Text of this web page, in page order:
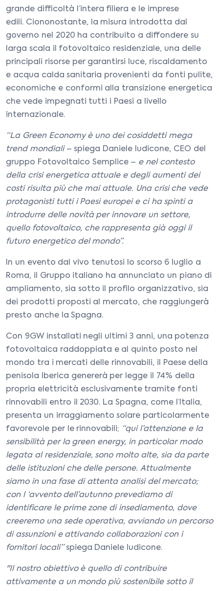
grande difficoltà l’intera filiera e le imprese
edili. Ciononostante, la misura introdotta dal
governo nel 2020 ha contribuito a diffondere su
larga scala il fotovoltaico residenziale, una delle
principali risorse per garantirsi luce, riscaldamento
e acqua calda sanitaria provenienti da fonti pulite,
economiche e conformi alla transizione energetica
che vede impegnati tutti i Paesi a livello
internazionale.
“La Green Economy è uno dei cosiddetti mega
trend mondiali– spiega Daniele Iudicone, CEO del
gruppo Fotovoltaico Semplice – e nel contesto
della crisi energetica attuale e degli aumenti dei
costi risulta più che mai attuale. Una crisi che vede
protagonisti tutti i Paesi europei e ci ha spinti a
introdurre delle novità per innovare un settore,
quello fotovoltaico, che rappresenta già oggi il
futuro energetico del mondo”.
In un evento dal vivo tenutosi lo scorso 6 luglio a
Roma, il Gruppo italiano ha annunciato un piano di
ampliamento, sia sotto il profilo organizzativo, sia
dei prodotti proposti al mercato, che raggiungerà
presto anche la Spagna.
Con 9GW installati negli ultimi 3 anni, una potenza
fotovoltaica raddoppiata e al quinto posto nel
mondo tra i mercati delle rinnovabili, il Paese della
penisola Iberica genererà per legge il 74% della
propria elettricità esclusivamente tramite fonti
rinnovabili entro il 2030. La Spagna, come l’Italia,
presenta un irraggiamento solare particolarmente
favorevole per le rinnovabili; “qui l’attenzione e la
sensibilità per la green energy, in particolar modo
legata al residenziale, sono molto alte, sia da parte
delle istituzioni che delle persone. Attualmente
siamo in una fase di attenta analisi del mercato;
con l ‘avvento dell’autunno prevediamo di
identificare le prime zone di insediamento, dove
creeremo una sede operativa, avviando un percorso
di assunzioni e attivando collaborazioni con i
fornitori locali”spiega Daniele Iudicone.
"Il nostro obiettivo è quello di contribuire
attivamente a un mondo più sostenibile sotto il